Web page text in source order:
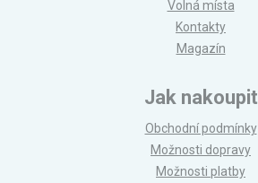
Volná místa
Kontakty
Magazín
Jak nakoupit
Obchodní podmínky
Možnosti dopravy
Možnosti platby